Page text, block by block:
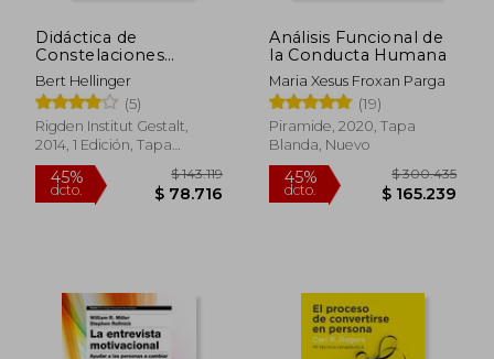
45%
dcto. $ 76.839
45%
dcto.
$
Didáctica de
Constelaciones
Familiares: El
Intercambio
Bert Hellinger
(5)
Rigden Institut Gestalt,
2014, 1 Edición, Tapa
Blanda, Nuevo
Análisis Funcional de
la Conducta Humana
Maria Xesus Froxan Parga
(19)
Piramide, 2020, Tapa
Blanda, Nuevo